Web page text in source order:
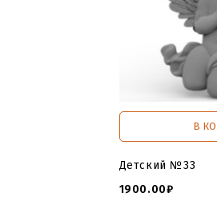
В
Детский №33
1900.00₽